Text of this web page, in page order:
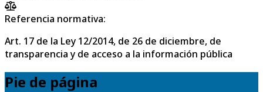
Referencia normativa:
Art. 17 de la Ley 12/2014, de 26 de diciembre, de
transparencia y de acceso a la información pública
Pie de página